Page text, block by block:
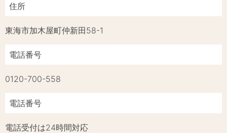
住所
東海市加木屋町仲新田58-1
電話番号
0120-700-558
電話番号
電話受付は24時間対応